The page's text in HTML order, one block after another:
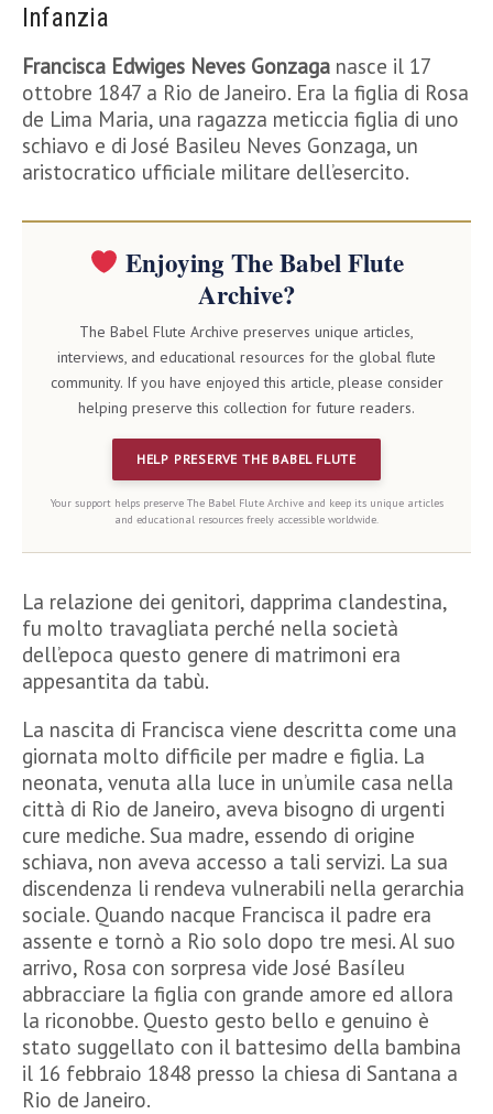
Infanzia
Francisca Edwiges Neves Gonzaga nasce il 17
ottobre 1847 a Rio de Janeiro. Era la figlia di Rosa
de Lima Maria, una ragazza meticcia figlia di uno
schiavo e di José Basileu Neves Gonzaga, un
aristocratico ufficiale militare dell’esercito.
Enjoying The Babel Flute
Archive?
The Babel Flute Archive preserves unique articles,
interviews, and educational resources for the global flute
community. If you have enjoyed this article, please consider
helping preserve this collection for future readers.
HELP PRESERVE THE BABEL FLUTE
Your support helps preserve The Babel Flute Archive and keep its unique articles
and educational resources freely accessible worldwide.
La relazione dei genitori, dapprima clandestina,
fu molto travagliata perché nella società
dell’epoca questo genere di matrimoni era
appesantita da tabù.
La nascita di Francisca viene descritta come una
giornata molto difficile per madre e figlia. La
neonata, venuta alla luce in un’umile casa nella
città di Rio de Janeiro, aveva bisogno di urgenti
cure mediche. Sua madre, essendo di origine
schiava, non aveva accesso a tali servizi. La sua
discendenza li rendeva vulnerabili nella gerarchia
sociale. Quando nacque Francisca il padre era
assente e tornò a Rio solo dopo tre mesi. Al suo
arrivo, Rosa con sorpresa vide José Basíleu
abbracciare la figlia con grande amore ed allora
la riconobbe. Questo gesto bello e genuino è
stato suggellato con il battesimo della bambina
il 16 febbraio 1848 presso la chiesa di Santana a
Rio de Janeiro.